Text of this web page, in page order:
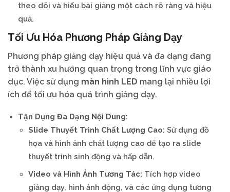
theo dõi và hiểu bài giảng một cách rõ ràng và hiệu
quả.
Tối Ưu Hóa Phương Pháp Giảng Dạy
Phương pháp giảng dạy hiệu quả và đa dạng đang
trở thành xu hướng quan trọng trong lĩnh vực giáo
dục. Việc sử dụng màn hình LED mang lại nhiều lợi
ích để tối ưu hóa quá trình giảng dạy.
Tận Dụng Đa Dạng Nội Dung:
Slide Thuyết Trình Chất Lượng Cao: Sử dụng đồ
họa và hình ảnh chất lượng cao để tạo ra slide
thuyết trình sinh động và hấp dẫn.
Video và Hình Ảnh Tương Tác: Tích hợp video
giảng dạy, hình ảnh động, và các ứng dụng tương